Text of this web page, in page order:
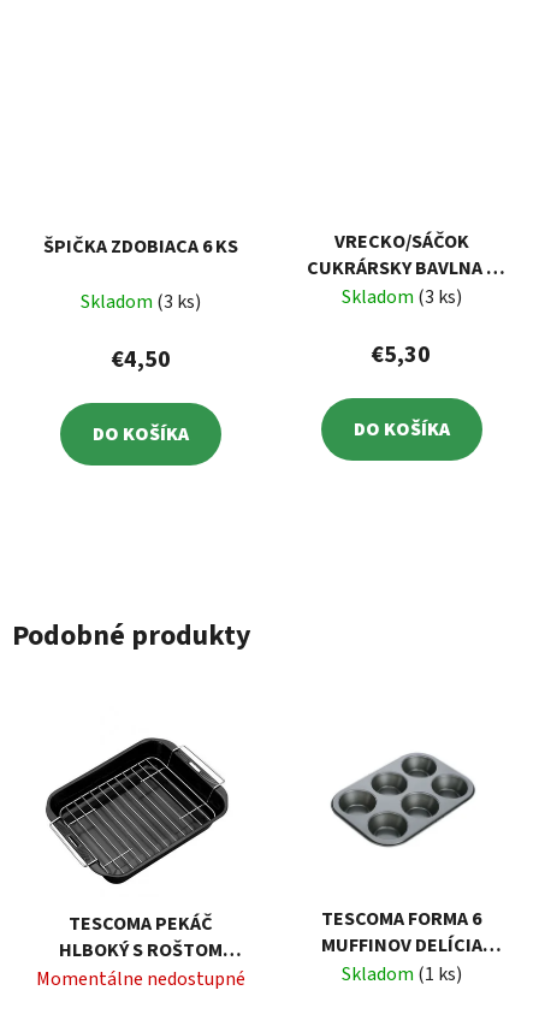
ŠPIČKA ZDOBIACA 6 KS
Skladom (3 ks)
€4,50
DO KOŠÍKA
VRECKO/SÁČOK
CUKRÁRSKY BAVLNA +
ŠPIČKY
Skladom (3 ks)
€5,30
DO KOŠÍKA
Podobné produkty
TESCOMA PEKÁČ
HLBOKÝ S ROŠTOM
SAPHIR 38X28 CM
Momentálne nedostupné
TESCOMA FORMA 6
MUFFINOV DELÍCIA
26X18 CM
Skladom (1 ks)